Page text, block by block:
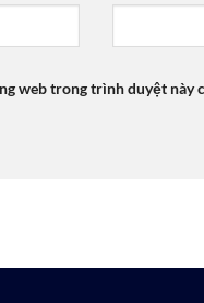
web trong trình duyệt